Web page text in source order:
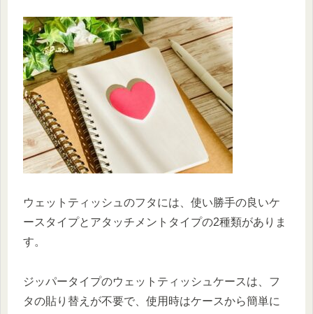
ウェットティッシュのフタには、使い勝手の良いケ
ースタイプとアタッチメントタイプの2種類がありま
す。
ジッパータイプのウェットティッシュケースは、フ
タの貼り替えが不要で、使用時はケースから簡単に